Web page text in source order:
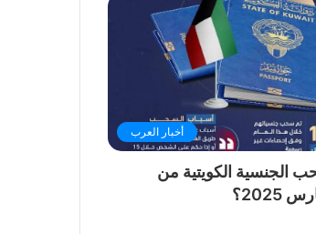
أخبار العرب
الجنسية الكويتية من